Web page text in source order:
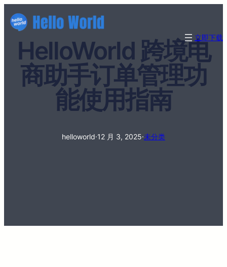
立即下载
HelloWorld 跨境电
商助手订单管理功
能使用指南
helloworld·12 月 3, 2025·未分类